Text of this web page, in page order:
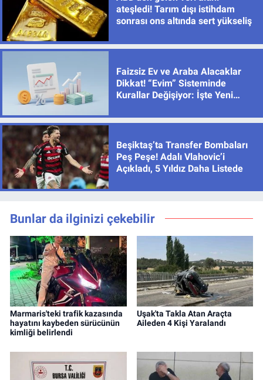
ateşledi! Tarım dışı istihdam
sonrası ons altında sert yükseliş
Faizsiz Ev ve Araba Alacaklar
Dikkat! “Evim” Sisteminde
Kurallar Değişiyor: İşte Yeni
Beşiktaş’ta Transfer Bombaları
Peş Peşe! Adalı Vlahovic’i
Açıkladı, 5 Yıldız Daha Listede
Bunlar da ilginizi çekebilir
Marmaris'teki trafik kazasında
hayatını kaybeden sürücünün
kimliği belirlendi
Uşak'ta Takla Atan Araçta
Aileden 4 Kişi Yaralandı